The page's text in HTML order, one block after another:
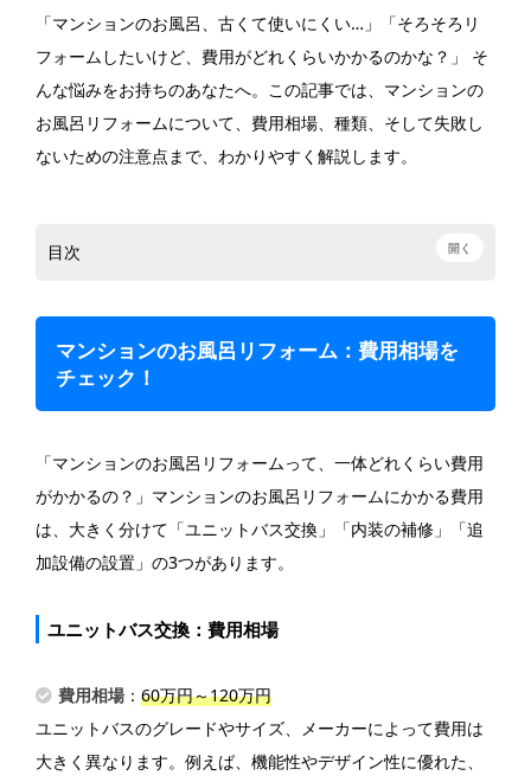
「マンションのお風呂、古くて使いにくい…」「そろそろリ
フォームしたいけど、費用がどれくらいかかるのかな？」 そ
んな悩みをお持ちのあなたへ。この記事では、マンションの
お風呂リフォームについて、費用相場、種類、そして失敗し
ないための注意点まで、わかりやすく解説します。
目次 開く
マンションのお風呂リフォーム：費用相場を
チェック！
「マンションのお風呂リフォームって、一体どれくらい費用
がかかるの？」マンションのお風呂リフォームにかかる費用
は、大きく分けて「ユニットバス交換」「内装の補修」「追
加設備の設置」の3つがあります。
ユニットバス交換：費用相場
費用相場 ：60万円～120万円
ユニットバスのグレードやサイズ、メーカーによって費用は
大きく異なります。例えば、機能性やデザイン性に優れた、